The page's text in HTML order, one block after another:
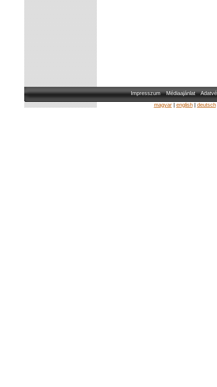
Impresszum Médiaajánlat
magyar| english| deutsch